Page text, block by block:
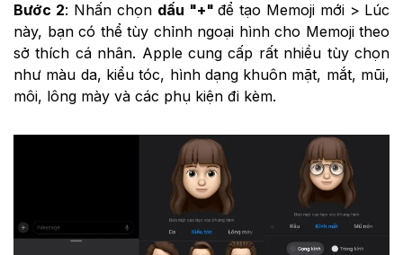
Bước 2: Nhấn chọn dấu "+"để tạo Memoji mới > Lúc
này, bạn có thể tùy chỉnh ngoại hình cho Memoji theo
sở thích cá nhân. Apple cung cấp rất nhiều tùy chọn
như màu da, kiểu tóc, hình dạng khuôn mặt, mắt, mũi,
môi, lông mày và các phụ kiện đi kèm.